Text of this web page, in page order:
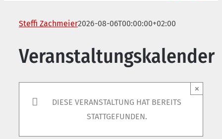
Steffi Zachmeier2026-08-06T00:00:00+02:00
Veranstaltungskalender
DIESE VERANSTALTUNG HAT BEREITS
STATTGEFUNDEN.
×